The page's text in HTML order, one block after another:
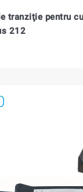
tranziţie pentru
212